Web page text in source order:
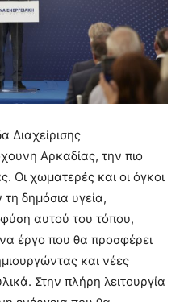
Διαχείρισης
Αρκαδίας, την πιο
Οι χωματερές και οι όγκοι
δημόσια υγεία,
αυτού του τόπου,
έργο που θα προσφέρει
και νέες
Στην πλήρη λειτουργία